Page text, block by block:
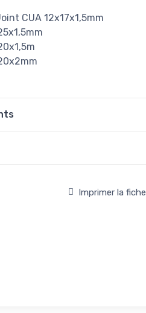
CUA 12x17x1,5mm
Imprimer la fiche